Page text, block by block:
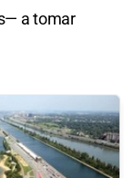
a tomar